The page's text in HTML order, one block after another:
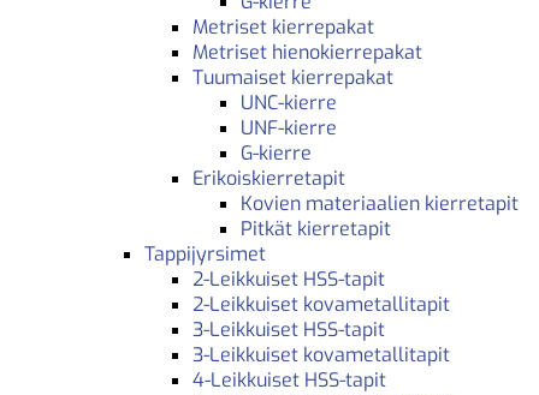
Metriset kierrepakat
Metriset hienokierrepakat
Tuumaiset kierrepakat
UNC-kierre
UNF-kierre
G-kierre
Erikoiskierretapit
Kovien materiaalien kierretapit
Pitkät kierretapit
Tappijyrsimet
2-Leikkuiset HSS-tapit
2-Leikkuiset kovametallitapit
3-Leikkuiset HSS-tapit
3-Leikkuiset kovametallitapit
4-Leikkuiset HSS-tapit